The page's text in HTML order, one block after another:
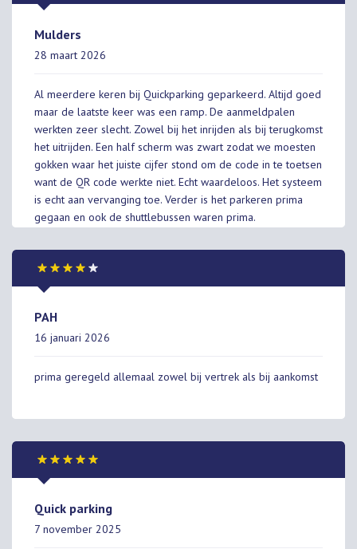
Mulders
28 maart 2026
Al meerdere keren bij Quickparking geparkeerd. Altijd goed
maar de laatste keer was een ramp. De aanmeldpalen
werkten zeer slecht. Zowel bij het inrijden als bij terugkomst
het uitrijden. Een half scherm was zwart zodat we moesten
gokken waar het juiste cijfer stond om de code in te toetsen
want de QR code werkte niet. Echt waardeloos. Het systeem
is echt aan vervanging toe. Verder is het parkeren prima
gegaan en ook de shuttlebussen waren prima.
PAH
16 januari 2026
prima geregeld allemaal zowel bij vertrek als bij aankomst
Quick parking
7 november 2025